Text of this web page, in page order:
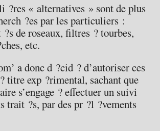
?res « alternatives » sont de plus
?es par les particuliers :
de roseaux, filtres ? tourbes,
etc.
a donc d ?cid ? d’autoriser ces
titre exp ?rimental, sachant que
s’engage ? effectuer un suivi
trait ?s, par des pr ?l ?vements